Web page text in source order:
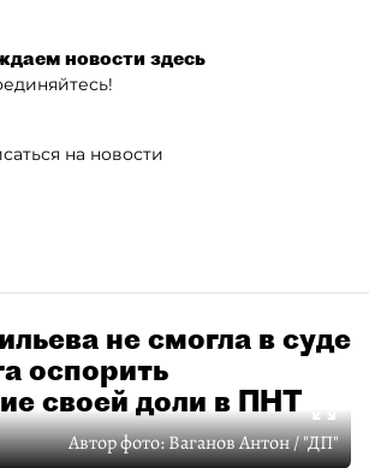
новости здесь
на новости
не смогла в суде
оспорить
своей доли в ПНТ
Автор фото:Ваганов Антон / "ДП"